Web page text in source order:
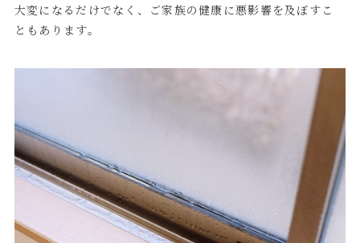
大変になるだけでなく、ご家族の健康に悪影響を及ぼすこ
ともあります。